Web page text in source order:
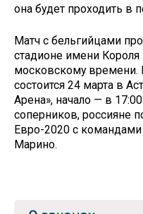
она будет проходить в
Матч с бельгийцами
стадионе имени Короля
московскому времени.
состоится 24 марта в
Арена», начало — в
соперников, россияне
Евро-2020 с
Марино.